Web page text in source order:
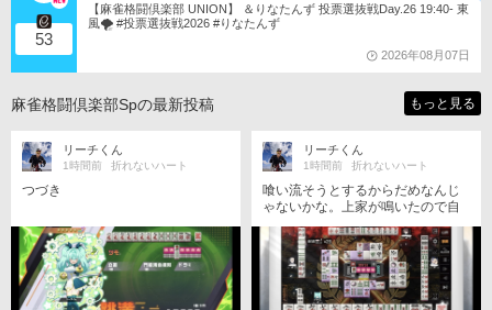
53
【麻雀格闘倶楽部 UNION】 ＆りなたんず 投票選抜戦Day.26 19:40- 東
風🌪️ #投票選抜戦2026 #りなたんず
2026年08月07日
麻雀格闘倶楽部Spの最新投稿 もっと見る
リーチくん
1時間前 折れないハート
つづき
リーチくん
1時間前 折れないハート
喰い流そうとするからだめなんじ
ゃないかな。上家が鳴いたので自
っかけられて放銃した可能性は大
いにある。 一盃口ならず三暗刻も
ならずドラもない。5sが裏乗って
跳ねました。つづく→